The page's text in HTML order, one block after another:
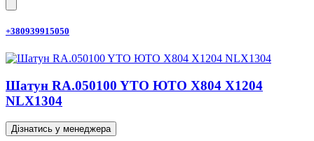
+380939915050
Шатун RA.050100 YTO ЮТО X804 X1204
NLX1304
Дізнатись у менеджера